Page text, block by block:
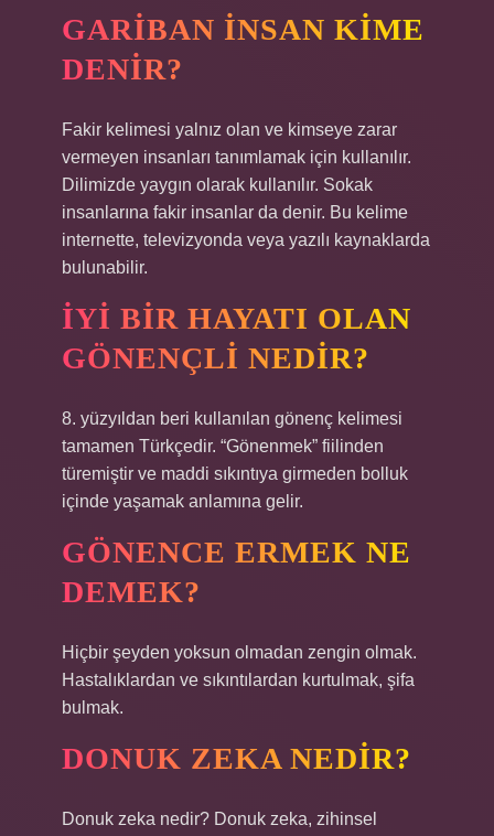
GARIBAN INSAN KIME
DENIR?
Fakir kelimesi yalnız olan ve kimseye zarar
vermeyen insanları tanımlamak için kullanılır.
Dilimizde yaygın olarak kullanılır. Sokak
insanlarına fakir insanlar da denir. Bu kelime
internette, televizyonda veya yazılı kaynaklarda
bulunabilir.
İYI BIR HAYATI OLAN
GÖNENÇLI NEDIR?
8. yüzyıldan beri kullanılan gönenç kelimesi
tamamen Türkçedir. “Gönenmek” fiilinden
türemiştir ve maddi sıkıntıya girmeden bolluk
içinde yaşamak anlamına gelir.
GÖNENCE ERMEK NE
DEMEK?
Hiçbir şeyden yoksun olmadan zengin olmak.
Hastalıklardan ve sıkıntılardan kurtulmak, şifa
bulmak.
DONUK ZEKA NEDIR?
Donuk zeka nedir? Donuk zeka, zihinsel